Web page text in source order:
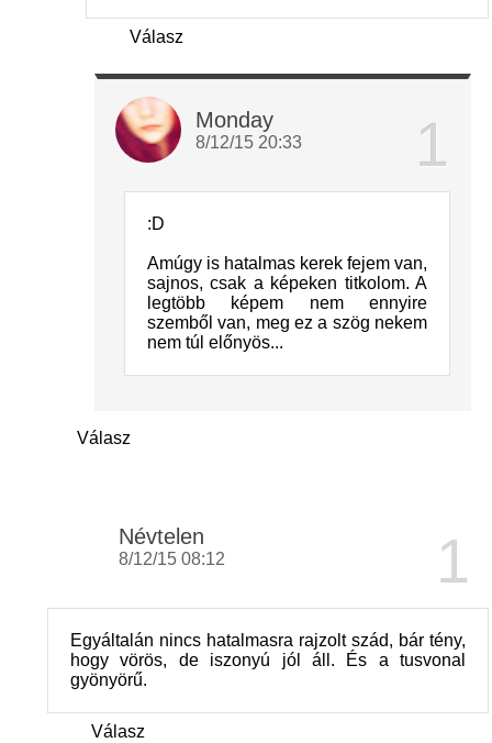
Válasz
Monday
8/12/15 20:33
:D
Amúgy is hatalmas kerek fejem van,
sajnos, csak a képeken titkolom. A
legtöbb képem nem ennyire
szemből van, meg ez a szög nekem
nem túl előnyös...
Válasz
Névtelen
8/12/15 08:12
Egyáltalán nincs hatalmasra rajzolt szád, bár tény,
hogy vörös, de iszonyú jól áll. És a tusvonal
gyönyörű.
Válasz